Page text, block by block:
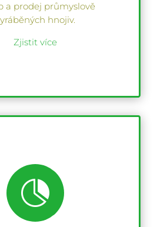
a prodej průmyslově
hnojiv.
Zjistit více
